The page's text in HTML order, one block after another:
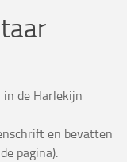
in de Harlekijn
en bevatten
pagina).